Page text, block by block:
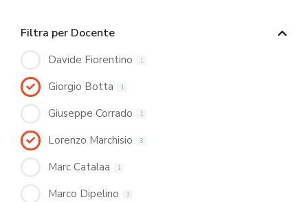
Filtra per Docente
Davide Fiorentino 1
Giorgio Botta 1
Giuseppe Corrado 1
Lorenzo Marchisio 3
Marc Catalaa 1
Marco Dipelino 3